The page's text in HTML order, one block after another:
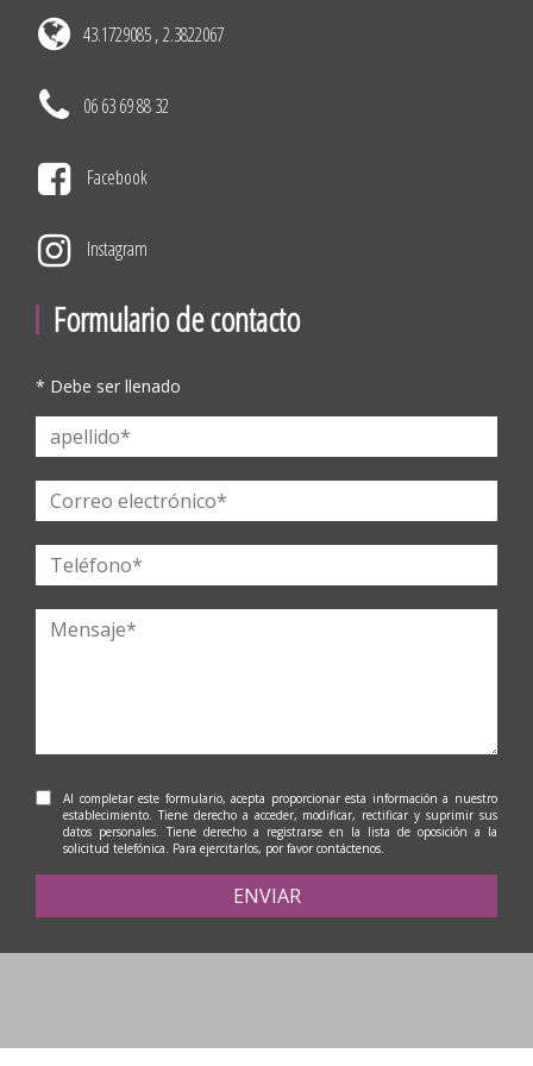
43.1729085 , 2.3822067
06 63 69 88 32
Facebook
Instagram
Formulario de contacto
* Debe ser llenado
Al completar este formulario, acepta proporcionar esta información a nuestro
establecimiento. Tiene derecho a acceder, modificar, rectificar y suprimir sus
datos personales. Tiene derecho a registrarse en la lista de oposición a la
solicitud telefónica. Para ejercitarlos, por favor contáctenos.
ENVIAR